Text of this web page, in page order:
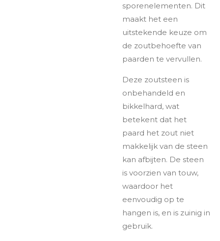
sporenelementen. Dit
maakt het een
uitstekende keuze om
de zoutbehoefte van
paarden te vervullen.
Deze zoutsteen is
onbehandeld en
bikkelhard, wat
betekent dat het
paard het zout niet
makkelijk van de steen
kan afbijten. De steen
is voorzien van touw,
waardoor het
eenvoudig op te
hangen is, en is zuinig in
gebruik.